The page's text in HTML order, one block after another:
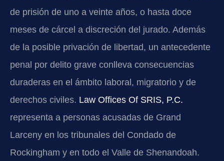
de prisión de uno a veinte años, o hasta doce
meses de cárcel a discreción del jurado. Además
de la posible privación de libertad, un antecedente
penal por delito grave conlleva consecuencias
duraderas en el ámbito laboral, migratorio y de
derechos civiles. Law Offices Of SRIS, P.C.
representa a personas acusadas de Grand
Larceny en los tribunales del Condado de
Rockingham y en todo el Valle de Shenandoah.